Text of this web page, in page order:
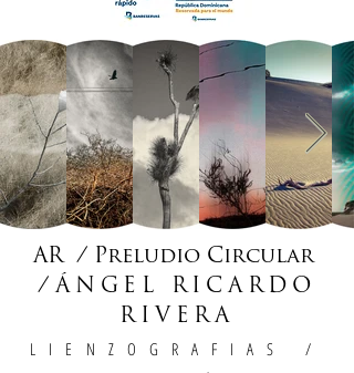
AR / Preludio Circular
/ÁNGEL RICARDO
RIVERA
LIENZOGRAFIAS
/